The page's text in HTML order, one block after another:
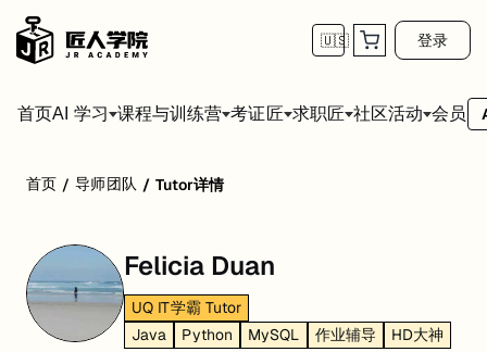
🇺🇸 登录
首页AI 学习 课程与训练营 考证匠 求职匠 社区活动 会员
首页 / 导师团队 / Tutor详情
Felicia Duan
UQ IT学霸 Tutor
Java
Python MySQL 作业辅导 HD大神